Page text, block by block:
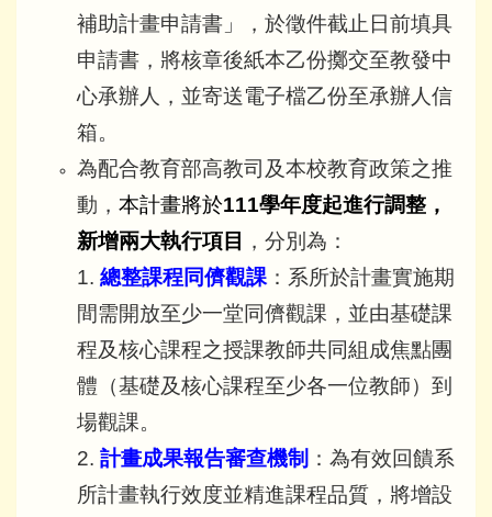
補助計畫申請書」，於徵件截止日前填具
申請書，將核章後紙本乙份擲交至教發中
心承辦人，並寄送電子檔乙份至承辦人信
箱。
為配合教育部高教司及本校教育政策之推
動， 本計畫將於111學年度起進行調整，
新增兩大執行項目
，分別為：
1. 總整課程同儕觀課 ：系所於計畫實施期
間需開放至少一堂同儕觀課，並由基礎課
程及核心課程之授課教師共同組成焦點團
體（基礎及核心課程至少各一位教師）到
場觀課。
2. 計畫成果報告審查機制 ：為有效回饋系
所計畫執行效度並精進課程品質，將增設